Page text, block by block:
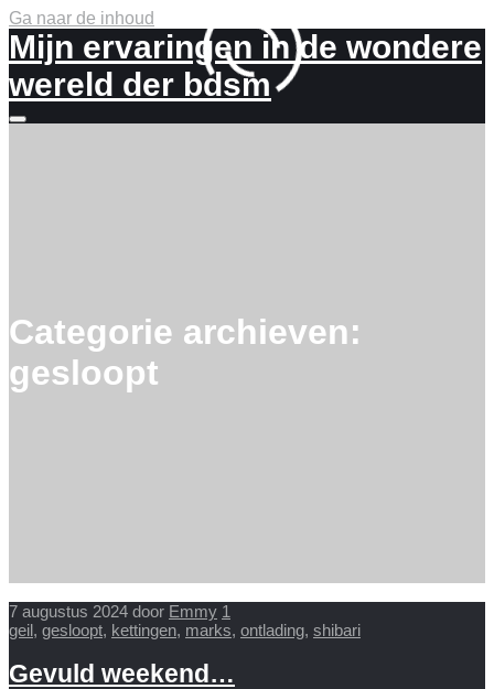
Ga naar de inhoud
Mijn ervaringen in de wondere
wereld der bdsm
Meer
Categorie archieven:
gesloopt
7 augustus 2024 door Emmy 1
geil, gesloopt, kettingen, marks, ontlading, shibari
Gevuld weekend…